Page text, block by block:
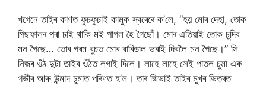
খগেনে তাইৰ কাণত ফুচফুচাই কামুক স্বৰেৰে ক’লে, “হয় মোৰ দেহা, তোক
পিছফালৰ পৰা চাই থাকি মই পাগল হৈ গৈছোঁ। মোৰ এতিয়াই তোক চুদিব
মন গৈছে… তোৰ গৰম বুচত মোৰ বাৰিডাল ভৰাই দিবলৈ মন গৈছে।” সি
নিজৰ ওঁঠ দুটা তাইৰ ওঁঠত লগাই দিলে। লাহে লাহে সেই পাতল চুমা এক
গভীৰ আৰু উন্মাদ চুমাত পৰিণত হ’ল। তাৰ জিভাই তাইৰ মুখৰ ভিতৰত